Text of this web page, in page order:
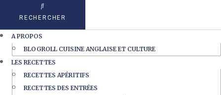
RECHERCHER
A PROPOS
BLOGROLL CUISINE ANGLAISE ET CULTURE
LES RECETTES
RECETTES APÉRITIFS
RECETTES DES ENTRÉES